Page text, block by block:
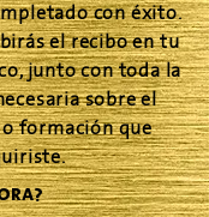
con éxito.
el recibo en tu
junto con toda la
sobre el
formación que